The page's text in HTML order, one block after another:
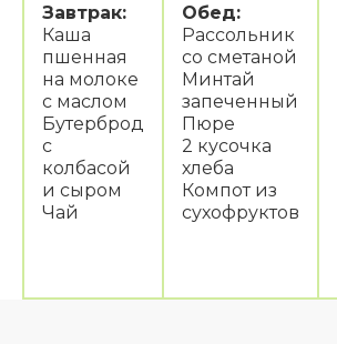
Завтрак:
Каша
пшенная
на молоке
с маслом
Бутерброд
с
колбасой
и сыром
Чай
Обед:
Рассольник
со сметаной
Минтай
запеченный
Пюре
2 кусочка
хлеба
Компот из
сухофруктов